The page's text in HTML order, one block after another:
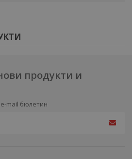
продукти и
mail бюлетин